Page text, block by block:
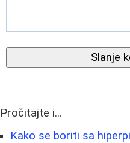
Slanje
Pročitajte i...
Kako se boriti sa